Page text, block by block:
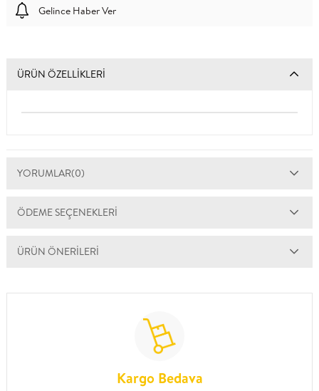
Gelince Haber Ver
ÜRÜN ÖZELLIKLERI
YORUMLAR(0)
ÖDEME SEÇENEKLERI
ÜRÜN ÖNERILERI
Kargo Bedava